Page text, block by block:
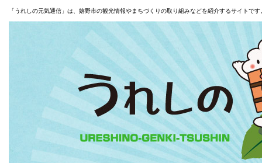
「うれしの元気通信」は、嬉野市の観光情報やまちづくりの取り組みなどを紹介するサイトです